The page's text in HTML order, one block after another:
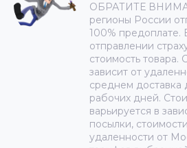
ОБРАТИТЕ
регионы России
100% предоплате.
отправлении
стоимость товара.
зависит от
среднем доставка
рабочих дней.
варьируется в
посылки,
удаленности от